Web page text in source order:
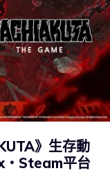
》生存動
・Steam平台